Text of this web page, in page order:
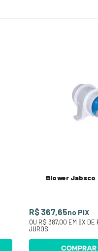
Blower Jabsco
R$ 367,65no PIX
OU R$ 387,00 EM 6X DE
JUROS